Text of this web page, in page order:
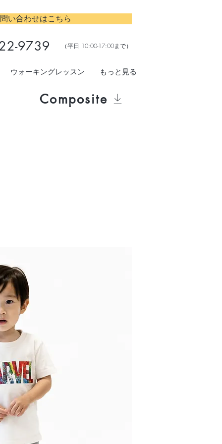
い合わせはこちら
9739 ​（平日 10:00-17:00まで）
ウォーキングレッスン もっと見る
Composite